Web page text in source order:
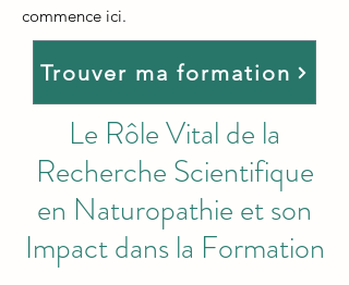
commence ici.
Trouver ma formation
Le Rôle Vital de la
Recherche Scientifique
en Naturopathie et son
Impact dans la Formation